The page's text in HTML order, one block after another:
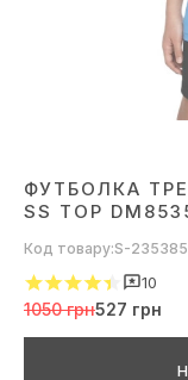
ФУТБОЛКА
SS TOP
Код товару:S-
10
1050 грн527 грн